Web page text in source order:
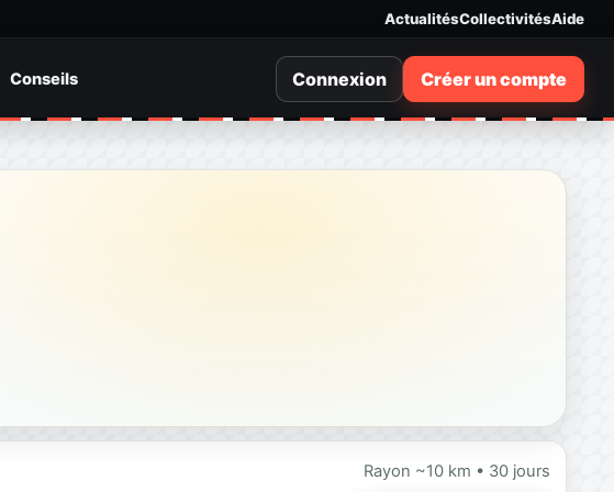
ActualitésCollectivitésAide
Conseils Connexion Créer un compte
Rayon ~10 km • 30 jours